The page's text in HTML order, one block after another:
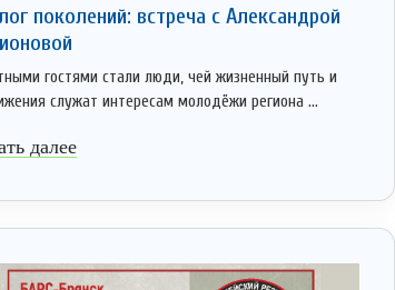
поколений: встреча с Александрой
гостями стали люди, чей жизненный путь и
служат интересам молодёжи региона ...
далее